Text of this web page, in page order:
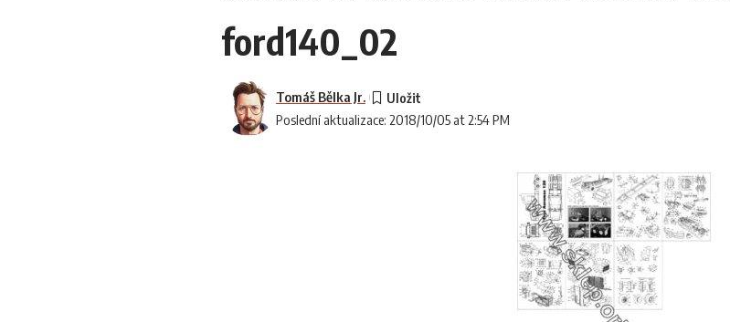
ford140_02
Poslední aktualizace: 2018/10/05 at 2:54 PM
Tomáš Bělka Jr.